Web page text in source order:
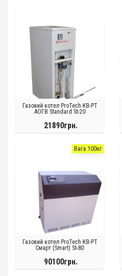
Газовий котел ProTech КВ-РТ
АОГВ Standard St-20
21890грн.
Вага 100кг
Газовий котел ProTech КВ-РТ
Смарт (Smart) St-80
90100грн.